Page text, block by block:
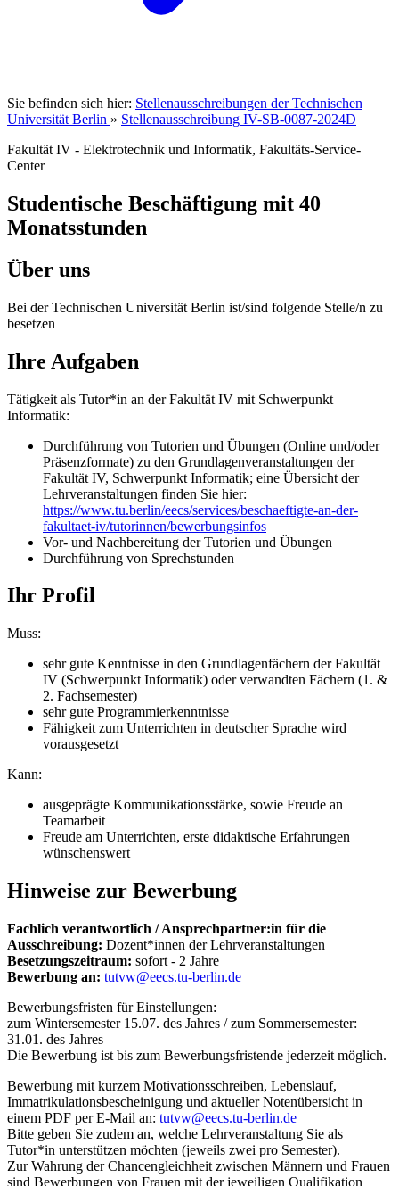
Sie befinden sich hier: Stellenausschreibungen der Technischen
Universität Berlin » Stellenausschreibung IV-SB-0087-2024D
Fakultät IV - Elektrotechnik und Informatik, Fakultäts-Service-
Center
Studentische Beschäftigung mit 40
Monatsstunden
Über uns
Bei der Technischen Universität Berlin ist/sind folgende Stelle/n zu
besetzen
Ihre Aufgaben
Tätigkeit als Tutor*in an der Fakultät IV mit Schwerpunkt
Informatik:
Durchführung von Tutorien und Übungen (Online und/oder
Präsenzformate) zu den Grundlagenveranstaltungen der
Fakultät IV, Schwerpunkt Informatik; eine Übersicht der
Lehrveranstaltungen finden Sie hier:
https://www.tu.berlin/eecs/services/beschaeftigte-an-der-
fakultaet-iv/tutorinnen/bewerbungsinfos
Vor- und Nachbereitung der Tutorien und Übungen
Durchführung von Sprechstunden
Ihr Profil
Muss:
sehr gute Kenntnisse in den Grundlagenfächern der Fakultät
IV (Schwerpunkt Informatik) oder verwandten Fächern (1. &
2. Fachsemester)
sehr gute Programmierkenntnisse
Fähigkeit zum Unterrichten in deutscher Sprache wird
vorausgesetzt
Kann:
ausgeprägte Kommunikationsstärke, sowie Freude an
Teamarbeit
Freude am Unterrichten, erste didaktische Erfahrungen
wünschenswert
Hinweise zur Bewerbung
Fachlich verantwortlich / Ansprechpartner:in für die
Ausschreibung: Dozent*innen der Lehrveranstaltungen
Besetzungszeitraum: sofort - 2 Jahre
Bewerbung an: tutvw@eecs.tu-berlin.de
Bewerbungsfristen für Einstellungen:
zum Wintersemester 15.07. des Jahres / zum Sommersemester:
31.01. des Jahres
Die Bewerbung ist bis zum Bewerbungsfristende jederzeit möglich.
Bewerbung mit kurzem Motivationsschreiben, Lebenslauf,
Immatrikulationsbescheinigung und aktueller Notenübersicht in
einem PDF per E-Mail an: tutvw@eecs.tu-berlin.de
Bitte geben Sie zudem an, welche Lehrveranstaltung Sie als
Tutor*in unterstützen möchten (jeweils zwei pro Semester).
Zur Wahrung der Chancengleichheit zwischen Männern und Frauen
sind Bewerbungen von Frauen mit der jeweiligen Qualifikation